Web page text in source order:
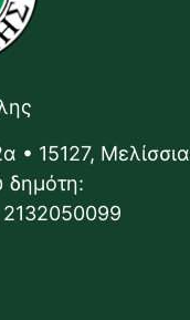
• 15127, Μελίσσια
δημότη: